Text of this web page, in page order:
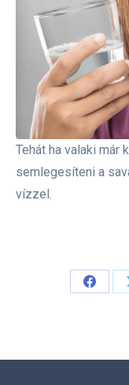
Tehát ha valaki
semlegesíteni a
vízzel.
Share